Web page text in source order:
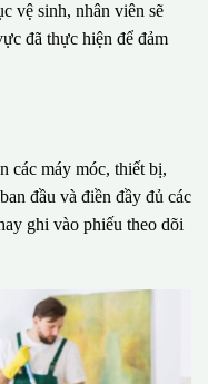
vệ sinh, nhân viên sẽ
đã thực hiện để đảm
các máy móc, thiết bị,
đầu và điền đầy đủ các
ghi vào phiếu theo dõi